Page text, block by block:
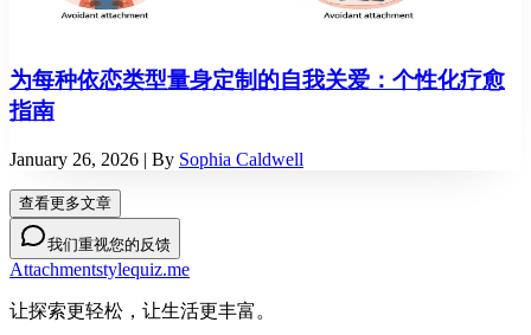
为每种依恋类型量身定制的自我关爱：个性化疗愈
指南
January 26, 2026 | By Sophia Caldwell
查看更多文章
我们重视您的反馈
Attachmentstylequiz.me
让探索更轻松，让生活更丰富。